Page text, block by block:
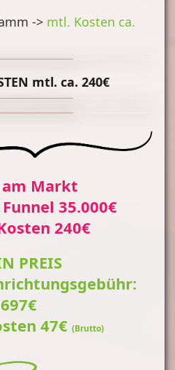
-> mtl. Kosten ca.
mtl. ca. 240€
am Markt
35.000€
240€
PREIS
697€
47€ (Brutto)